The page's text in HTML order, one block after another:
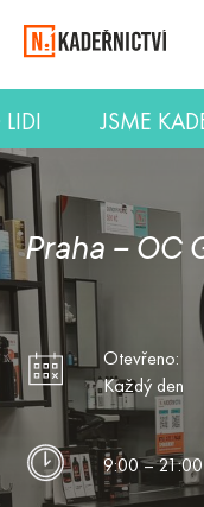
LIDI JSME
Praha – OC
Otevřeno:
Každý den
9:00 – 21:00